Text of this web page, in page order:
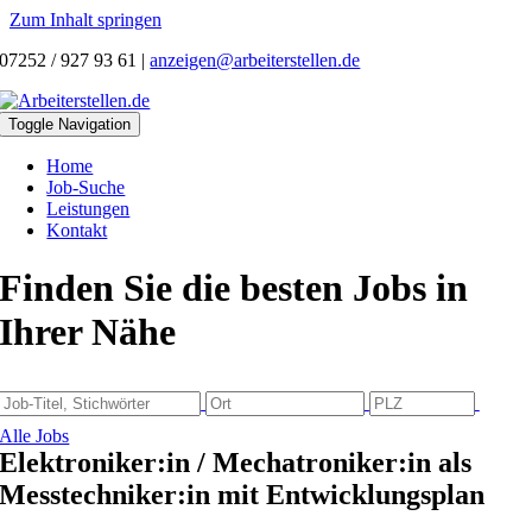
Zum Inhalt springen
07252 / 927 93 61 |anzeigen@arbeiterstellen.de
Toggle Navigation
Home
Job-Suche
Leistungen
Kontakt
Finden Sie die besten Jobs in
Ihrer Nähe
Alle Jobs
Elektroniker:in / Mechatroniker:in als
Messtechniker:in mit Entwicklungsplan